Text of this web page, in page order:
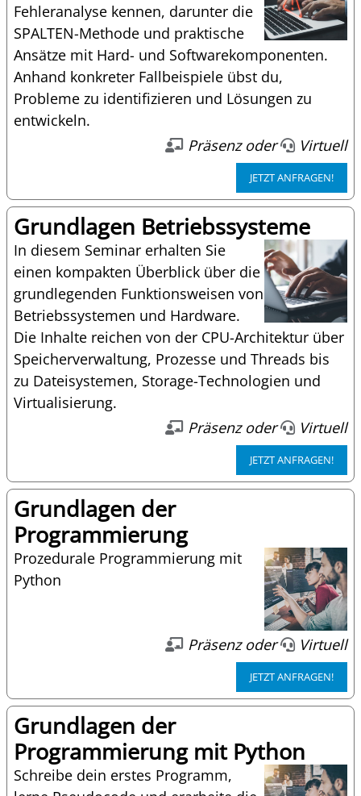
Fehleranalyse kennen, darunter die
SPALTEN-Methode und praktische
Ansätze mit Hard- und Softwarekomponenten.
Anhand konkreter Fallbeispiele übst du,
Probleme zu identifizieren und Lösungen zu
entwickeln.
Präsenz oder
Virtuell
JETZT ANFRAGEN!
Grundlagen Betriebssysteme
In diesem Seminar erhalten Sie
einen kompakten Überblick über die
grundlegenden Funktionsweisen von
Betriebssystemen und Hardware.
Die Inhalte reichen von der CPU-Architektur über
Speicherverwaltung, Prozesse und Threads bis
zu Dateisystemen, Storage-Technologien und
Virtualisierung.
Präsenz oder
Virtuell
JETZT ANFRAGEN!
Grundlagen der
Programmierung
Prozedurale Programmierung mit
Python
Präsenz oder Virtuell
JETZT ANFRAGEN!
Grundlagen der
Programmierung mit Python
Schreibe dein erstes Programm,